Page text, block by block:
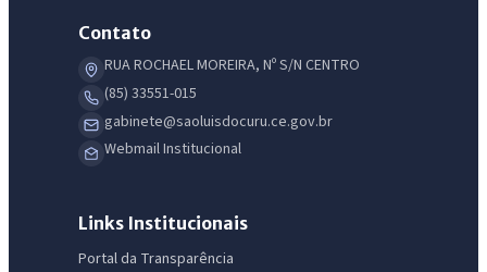
Contato
RUA ROCHAEL MOREIRA, Nº S/N CENTRO
(85) 33551-015
gabinete@saoluisdocuru.ce.gov.br
Webmail Institucional
Links Institucionais
Portal da Transparência